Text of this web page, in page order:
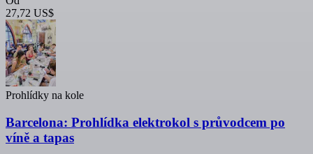
27,72 US$
Prohlídky na kole
Barcelona: Prohlídka elektrokol s průvodcem po
víně a tapas